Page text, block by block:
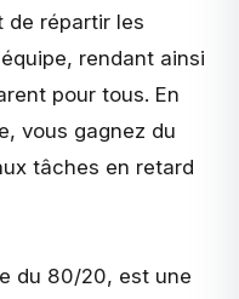
de répartir les
rendant ainsi
pour tous. En
vous gagnez du
tâches en retard
du 80/20, est une